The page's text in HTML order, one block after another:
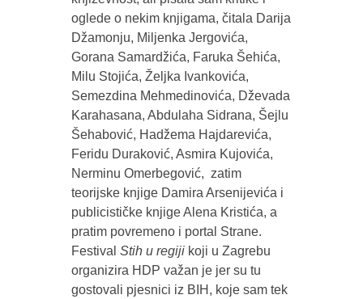
oglede o nekim knjigama, čitala Darija
Džamonju, Miljenka Jergovića,
Gorana Samardžića, Faruka Šehića,
Milu Stojića, Željka Ivankovića,
Semezdina Mehmedinovića, Dževada
Karahasana, Abdulaha Sidrana, Šejlu
Šehabović, Hadžema Hajdarevića,
Feridu Duraković, Asmira Kujovića,
Nerminu Omerbegović, zatim
teorijske knjige Damira Arsenijevića i
publicističke knjige Alena Kristića, a
pratim povremeno i portal Strane.
Festival Stih u regijikoji u Zagrebu
organizira HDP važan je jer su tu
gostovali pjesnici iz BIH, koje sam tek